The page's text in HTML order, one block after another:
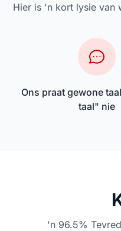
Hier is 'n kort lysie van
Ons praat gewone
taal" nie
'n 96.5%